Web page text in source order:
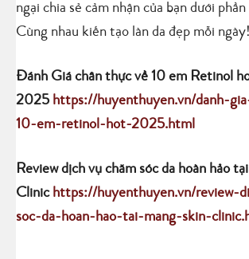
ngại chia sẻ cảm nhận của bạn dưới
Cùng nhau kiến tạo làn da đẹp mỗi ngày!
Đánh Giá chân thực về 10 em Retinol
2025 https://huyenthuyen.vn/danh-
10-em-retinol-hot-2025.html
Review dịch vụ chăm sóc da hoàn hảo
Clinic https://huyenthuyen.vn/review-
soc-da-hoan-hao-tai-mang-skin-